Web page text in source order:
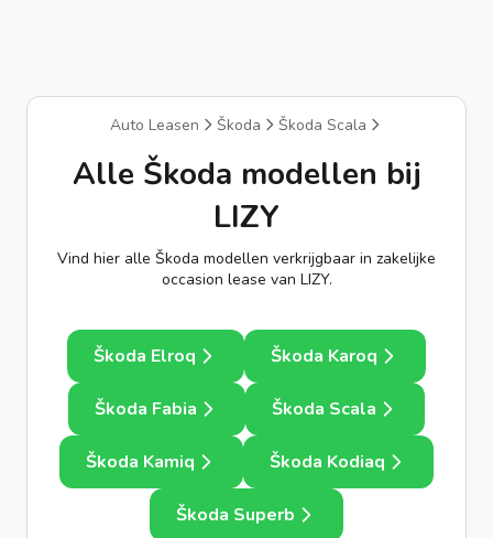
Auto Leasen Škoda Škoda Scala
Alle Škoda modellen bij
LIZY
Vind hier alle Škoda modellen verkrijgbaar in zakelijke
occasion lease van LIZY.
Škoda Elroq Škoda Karoq
Škoda Fabia Škoda Scala
Škoda Kamiq Škoda Kodiaq
Škoda Superb